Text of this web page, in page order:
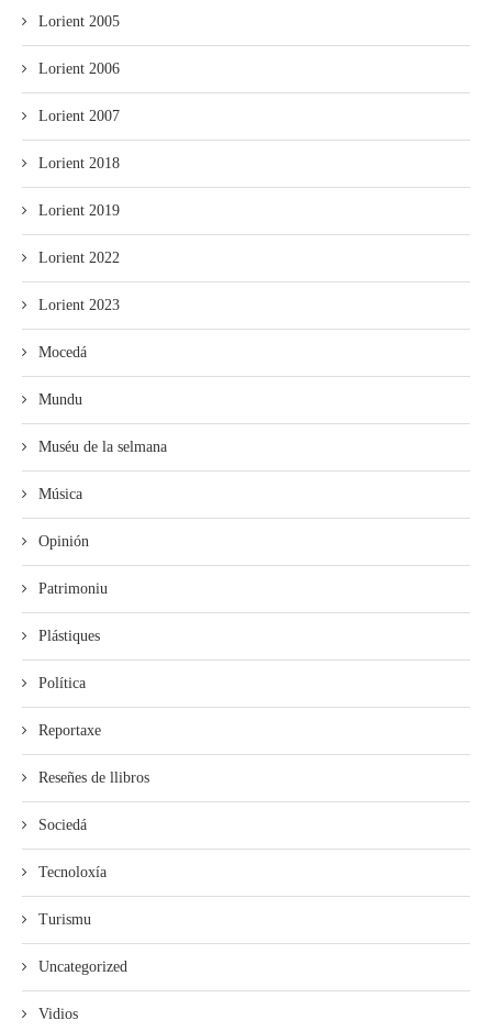
Lorient 2005
Lorient 2006
Lorient 2007
Lorient 2018
Lorient 2019
Lorient 2022
Lorient 2023
Mocedá
Mundu
Muséu de la selmana
Música
Opinión
Patrimoniu
Plástiques
Política
Reportaxe
Reseñes de llibros
Sociedá
Tecnoloxía
Turismu
Uncategorized
Vidios